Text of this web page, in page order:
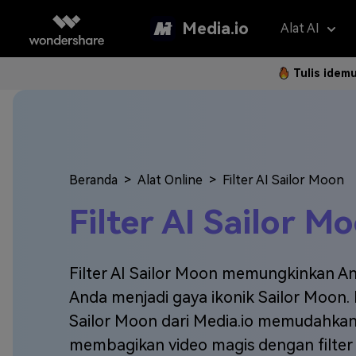
Media.io Alat AI
Teks ke
Ubah
Model AI
New
Penerjemah
Penambah
Klip Otomatis
Subtitle
Montase
2K
Sering
Tulis
Beranda > Alat Online > Filter AI Sailor Moon
Filter AI Sailor
Filter AI Sailor Moon memungkinkan
Anda menjadi gaya ikonik Sailor Moon.
Sailor Moon dari Media.io
membagikan video magis dengan